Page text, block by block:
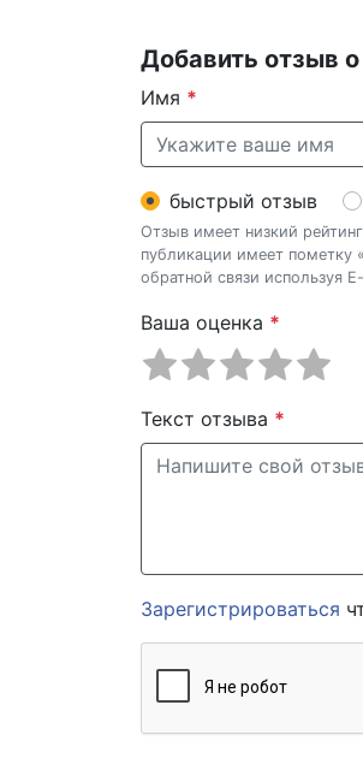
Добавить отзыв
Имя *
быстрый отзыв
Отзыв имеет низкий
публикации имеет пометку
обратной связи используя
Ваша оценка *
Текст отзыва *
Зарегистрироваться